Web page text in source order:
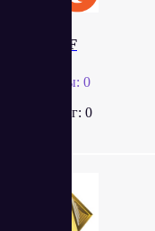
CLOFF
Отзывы: 0
Рейтинг: 0